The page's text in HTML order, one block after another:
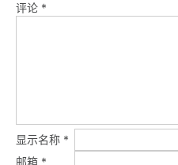
评论 *
显示名称 *
邮箱 *